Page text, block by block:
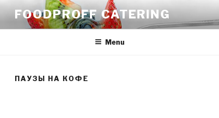
Skip
content
FOODPROFF CATERING
Menu
ПАУЗЫ НА КОФЕ